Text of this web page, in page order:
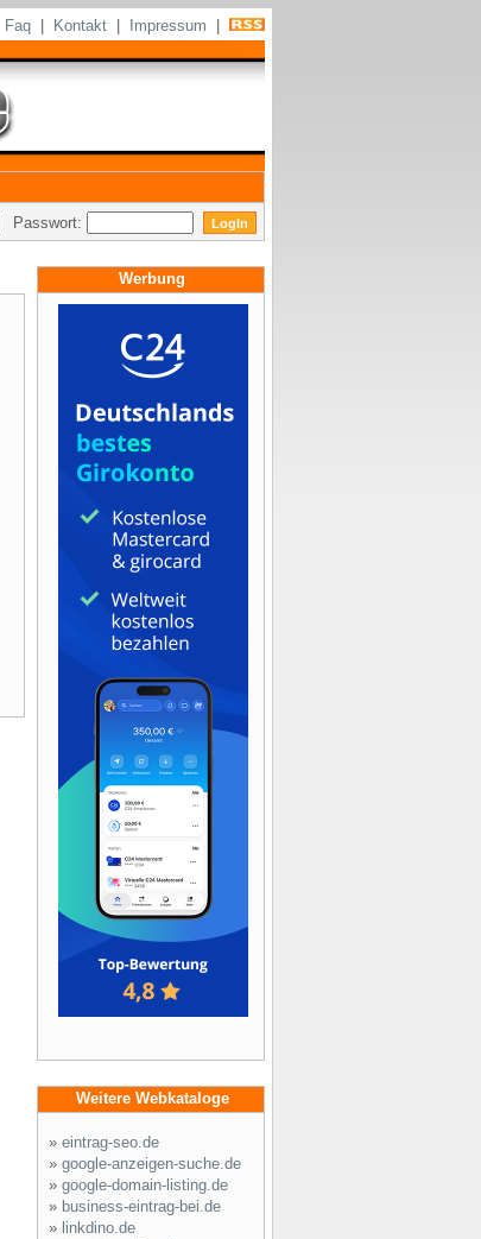
Faq Kontakt Impressum
Passwort:
Werbung
Weitere Webkataloge
» eintrag-seo.de
» google-anzeigen-suche.de
» google-domain-listing.de
» business-eintrag-bei.de
» linkdino.de